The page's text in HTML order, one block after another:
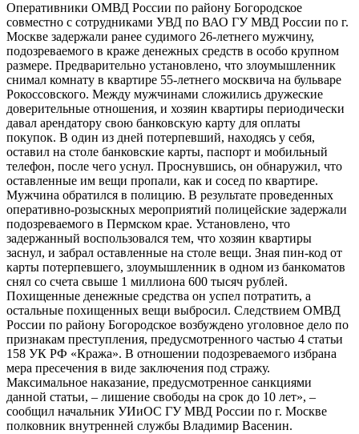
Оперативники ОМВД России по району Богородское
совместно с сотрудниками УВД по ВАО ГУ МВД России по г.
Москве задержали ранее судимого 26-летнего мужчину,
подозреваемого в краже денежных средств в особо крупном
размере. Предварительно установлено, что злоумышленник
снимал комнату в квартире 55-летнего москвича на бульваре
Рокоссовского. Между мужчинами сложились дружеские
доверительные отношения, и хозяин квартиры периодически
давал арендатору свою банковскую карту для оплаты
покупок. В один из дней потерпевший, находясь у себя,
оставил на столе банковские карты, паспорт и мобильный
телефон, после чего уснул. Проснувшись, он обнаружил, что
оставленные им вещи пропали, как и сосед по квартире.
Мужчина обратился в полицию. В результате проведенных
оперативно-розыскных мероприятий полицейские задержали
подозреваемого в Пермском крае. Установлено, что
задержанный воспользовался тем, что хозяин квартиры
заснул, и забрал оставленные на столе вещи. Зная пин-код от
карты потерпевшего, злоумышленник в одном из банкоматов
снял со счета свыше 1 миллиона 600 тысяч рублей.
Похищенные денежные средства он успел потратить, а
остальные похищенных вещи выбросил. Следствием ОМВД
России по району Богородское возбуждено уголовное дело по
признакам преступления, предусмотренного частью 4 статьи
158 УК РФ «Кража». В отношении подозреваемого избрана
мера пресечения в виде заключения под стражу.
Максимальное наказание, предусмотренное санкциями
данной статьи, – лишение свободы на срок до 10 лет», –
сообщил начальник УИиОС ГУ МВД России по г. Москве
полковник внутренней службы Владимир Васенин.